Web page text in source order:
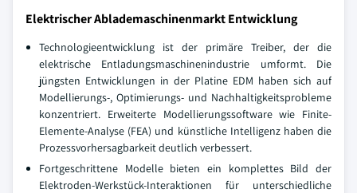
Elektrischer Ablademaschinenmarkt Entwicklung
Technologieentwicklung ist der primäre Treiber, der die
elektrische Entladungsmaschinenindustrie umformt. Die
jüngsten Entwicklungen in der Platine EDM haben sich auf
Modellierungs-, Optimierungs- und Nachhaltigkeitsprobleme
konzentriert. Erweiterte Modellierungssoftware wie Finite-
Elemente-Analyse (FEA) und künstliche Intelligenz haben die
Prozessvorhersagbarkeit deutlich verbessert.
Fortgeschrittene Modelle bieten ein komplettes Bild der
Elektroden-Werkstück-Interaktionen für unterschiedliche